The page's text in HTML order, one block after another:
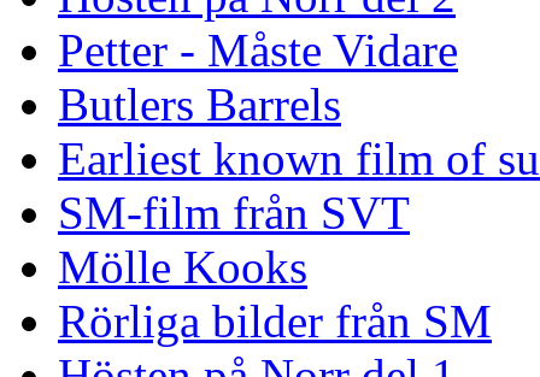
Petter - Måste Vidare
Butlers Barrels
Earliest known film of
SM-film från SVT
Mölle Kooks
Rörliga bilder från SM